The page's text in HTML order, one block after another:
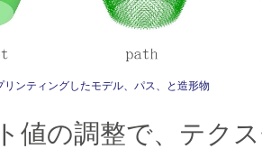
リンティングしたモデル、パス、と造形物
値の調整で、テク